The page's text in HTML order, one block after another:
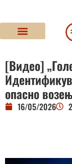
[Видео]
опасно
16/05/2026